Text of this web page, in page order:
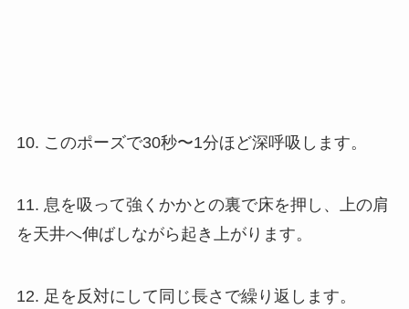
10. このポーズで30秒〜1分ほど深呼吸します。
11. 息を吸って強くかかとの裏で床を押し、上の肩
を天井へ伸ばしながら起き上がります。
12. 足を反対にして同じ長さで繰り返します。